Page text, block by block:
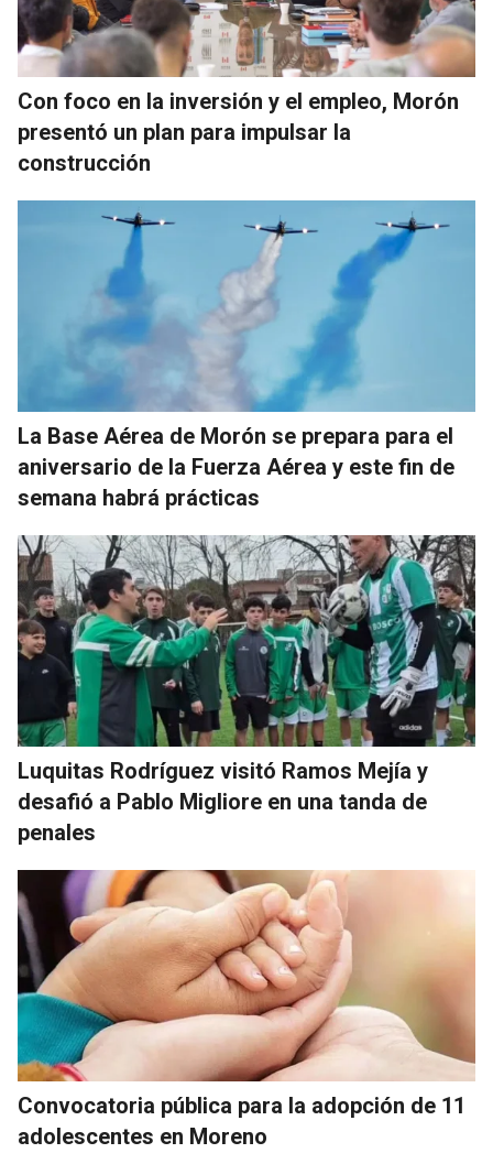
Con foco en la inversión y el empleo, Morón
presentó un plan para impulsar la
construcción
La Base Aérea de Morón se prepara para el
aniversario de la Fuerza Aérea y este fin de
semana habrá prácticas
Luquitas Rodríguez visitó Ramos Mejía y
desafió a Pablo Migliore en una tanda de
penales
Convocatoria pública para la adopción de 11
adolescentes en Moreno